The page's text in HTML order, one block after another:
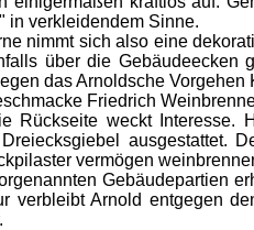
in verkleidendem Sinne.
nimmt sich also eine
über die Gebäudeecken
das Arnoldsche
Friedrich
weckt Interesse.
ausgestattet.
vermögen
Gebäudepartien
verbleibt Arnold entgegen